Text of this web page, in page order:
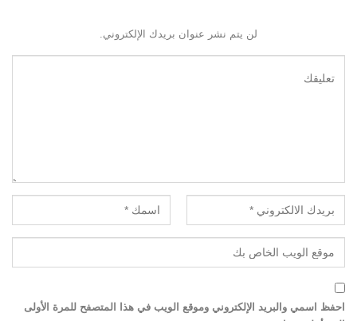
لن يتم نشر عنوان بريدك الإلكتروني.
احفظ اسمي والبريد الإلكتروني وموقع الويب في هذا المتصفح للمرة الأولى